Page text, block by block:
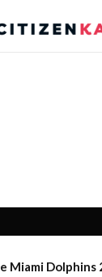
Miami Dolphins